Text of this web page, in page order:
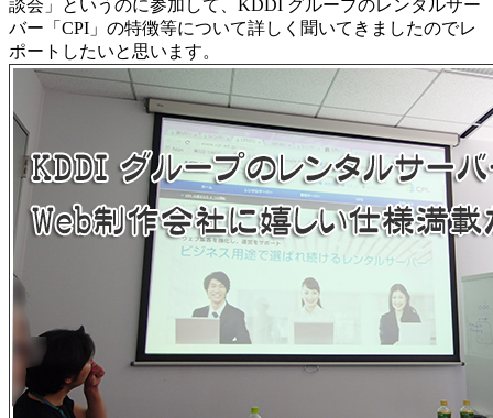
談会」というのに参加して、KDDI グループのレンタルサー
バー「CPI」の特徴等について詳しく聞いてきましたのでレ
ポートしたいと思います。